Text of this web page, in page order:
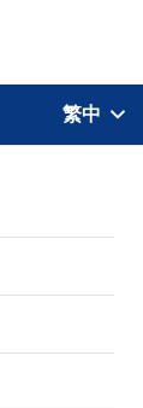
繁中